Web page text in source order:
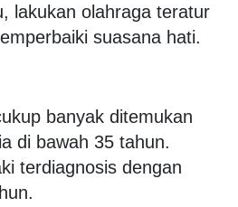
lakukan olahraga teratur
suasana hati.
banyak ditemukan
di bawah 35 tahun.
terdiagnosis dengan